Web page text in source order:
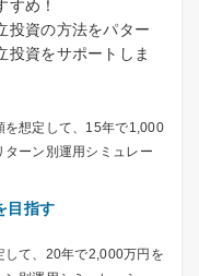
め！
投資の方法をパター
投資をサポートしま
を想定して、15年で1,000
ーン別運用シミュレー
目指す
して、20年で2,000万円を